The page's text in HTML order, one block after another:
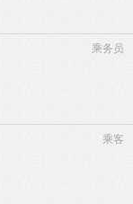
乘务员
乘客